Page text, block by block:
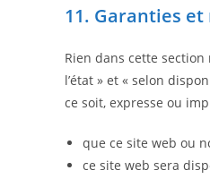
11. Garanties
Rien dans cette
l’état » et « selon
ce soit, expresse ou
que ce site web ou
ce site web sera